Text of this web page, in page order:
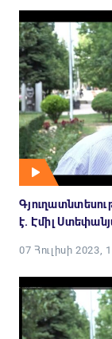
է. Էմիլ
07 Հուլիսի 2023,